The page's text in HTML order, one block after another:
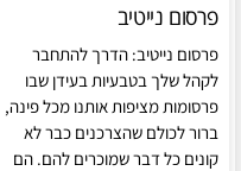
פרסום נייטיב
פרסום נייטיב: הדרך להתחבר
לקהל שלך בטבעיות בעידן שבו
פרסומות מציפות אותנו מכל פינה,
ברור לכולם שהצרכנים כבר לא
קונים כל דבר שמוכרים להם. הם